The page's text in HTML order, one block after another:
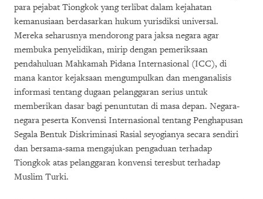
para pejabat Tiongkok yang terlibat dalam kejahatan
kemanusiaan berdasarkan hukum yurisdiksi universal.
Mereka seharusnya mendorong para jaksa negara agar
membuka penyelidikan, mirip dengan pemeriksaan
pendahuluan Mahkamah Pidana Internasional (ICC), di
mana kantor kejaksaan mengumpulkan dan menganalisis
informasi tentang dugaan pelanggaran serius untuk
memberikan dasar bagi penuntutan di masa depan. Negara-
negara peserta Konvensi Internasional tentang Penghapusan
Segala Bentuk Diskriminasi Rasial seyogianya secara sendiri
dan bersama-sama mengajukan pengaduan terhadap
Tiongkok atas pelanggaran konvensi teresbut terhadap
Muslim Turki.